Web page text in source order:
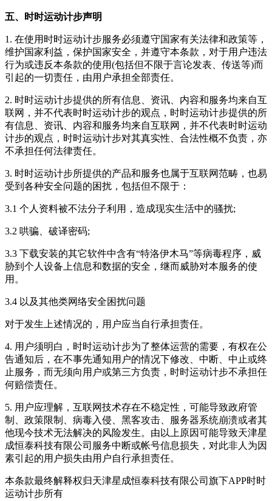
五、时时运动计步声明
1. 在使用 时时运动计步服务必须遵守国家有关法律和政策等，
维护国家利益，保护国家安全，并遵守本条款，对于用户违法
行为或违反本条款的使用(包括但不限于言论发表、传送等)而
引起的一切责任，由用户承担全部责任。
2. 时时运动计步提供的所有信息、资讯、内容和服务均来自互
联网，并不代表时时运动计步的观点， 时时运动计步提供的所
有信息、资讯、内容和服务均来自互联网，并不代表时时运动
计步的观点， 时时运动计步对其真实性、合法性概不负责，亦
不承担任何法律责任。
3. 时时运动计步所提供的产品和服务也属于互联网范畴，也易
受到各种安全问题的困扰，包括但不限于：
3.1 个人资料被不法分子利用，造成现实生活中的骚扰;
3.2 哄骗、破译密码;
3.3 下载安装的其它软件中含有“特洛伊木马”等病毒程序，威
胁到个人设备上信息和数据的安全，继而威胁对本服务的使
用。
3.4 以及其他类网络安全困扰问题
对于发生上述情况的，用户应当自行承担责任。
4. 用户须明白， 时时运动计步为了整体运营的需要，有权在公
告通知后，在不事先通知用户的情况下修改、中断、中止或终
止服务，而无须向用户或第三方负责， 时时运动计步不承担任
何赔偿责任。
5. 用户应理解，互联网技术存在不稳定性，可能导致政府管
制、政策限制、病毒入侵、黑客攻击、服务器系统崩溃或者其
他现今技术无法解决的风险发生。由以上原因可能导致天津星
成恒泰科技有限公司服务中断或帐号信息损失，对此非人为因
素引起的用户损失由用户自行承担责任。
本条款最终解释权归天津星成恒泰科技有限公司 旗下APP时时
运动计步所有